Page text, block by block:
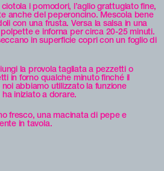
i pomodori, l’aglio grattugiato fine,
anche del peperoncino. Mescola bene
con una frusta. Versa la salsa in una
e inforna per circa 20-25 minuti.
in superficie copri con un foglio di
la provola tagliata a pezzetti o
in forno qualche minuto finché il
abbiamo utilizzato la funzione
iniziato a dorare.
fresco, una macinata di pepe e
in tavola.